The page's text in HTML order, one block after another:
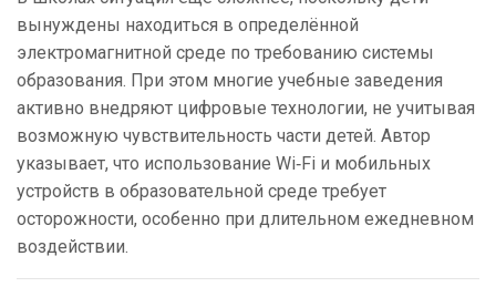
вынуждены находиться в определённой
электромагнитной среде по требованию системы
образования. При этом многие учебные заведения
активно внедряют цифровые технологии, не учитывая
возможную чувствительность части детей. Автор
указывает, что использование Wi‑Fi и мобильных
устройств в образовательной среде требует
осторожности, особенно при длительном ежедневном
воздействии.